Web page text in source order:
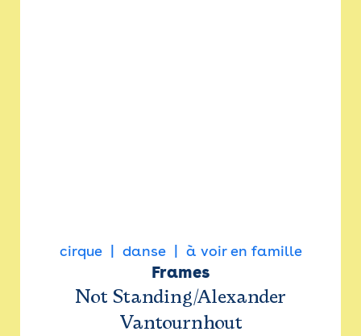
cirque danse à voir en famille
Frames
Not Standing/Alexander
Vantournhout